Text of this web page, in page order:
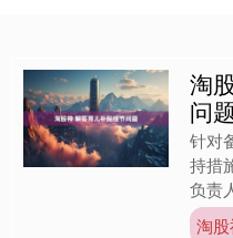
淘
问
针对
持措
负责
布会
淘股